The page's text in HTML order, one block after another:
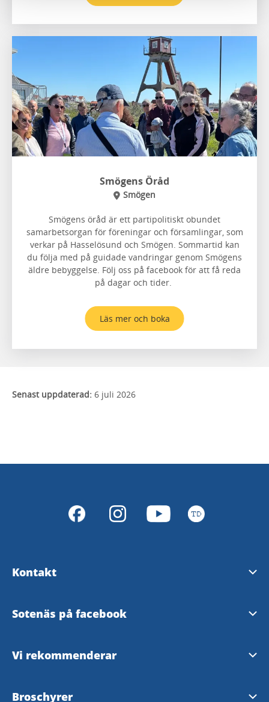
Smögens Öråd
Smögen
Smögens öråd är ett partipolitiskt obundet
samarbetsorgan för föreningar och församlingar, som
verkar på Hasselösund och Smögen. Sommartid kan
du följa med på guidade vandringar genom Smögens
äldre bebyggelse. Följ oss på facebook för att få reda
på dagar och tider.
Läs mer och boka
Senast uppdaterad: 6 juli 2026
Kontakt
Turistinformation
Sotenäs på facebook
Visit Smögen &
Vi rekommenderar
Bohuslän
Broschyrer